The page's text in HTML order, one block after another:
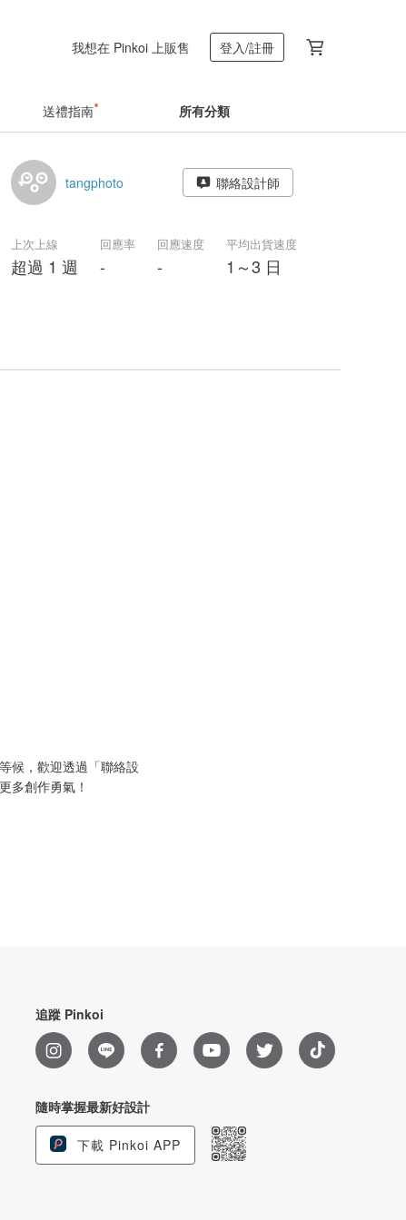
我想在 Pinkoi 上販售 登入/註冊
送禮指南 所有分類
tangphoto 聯絡設計師
上次上線
超過 1 週
回應率
-
回應速度
-
平均出貨速度
1～3 日
候，歡迎透過「聯絡設
多創作勇氣！
追蹤 Pinkoi
隨時掌握最新好設計
下載 Pinkoi APP